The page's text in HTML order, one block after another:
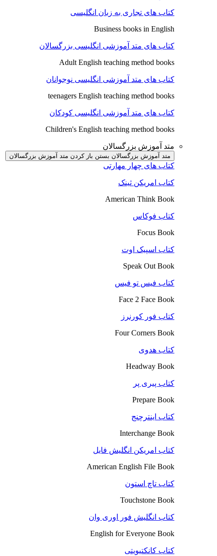
کتاب های تجاری به زبان انگلیسی
Business books in English
کتاب های متد آموزشی انگلیسی بزرگسالان
Adult English teaching method books
کتاب های متد آموزشی انگلیسی نوجوانان
teenagers English teaching method books
کتاب های متد آموزشی انگلیسی کودکان
Children's English teaching method books
متد آموزش بزرگسالان
متد آموزش بزرگسالان بستن باز کردن متد آموزش بزرگسالان
کتاب های چهار مهارتی
کتاب امریکن ثینک
American Think Book
کتاب فوکاس
Focus Book
کتاب اسپیک اوت
Speak Out Book
کتاب فیس تو فیس
Face 2 Face Book
کتاب فور کورنرز
Four Corners Book
کتاب هدوی
Headway Book
کتاب پیری پر
Prepare Book
کتاب اینترچنج
Interchange Book
کتاب امریکن انگلیش فایل
American English File Book
کتاب تاچ استون
Touchstone Book
کتاب انگلیش فور اوری وان
English for Everyone Book
کتاب کانکتیویتی